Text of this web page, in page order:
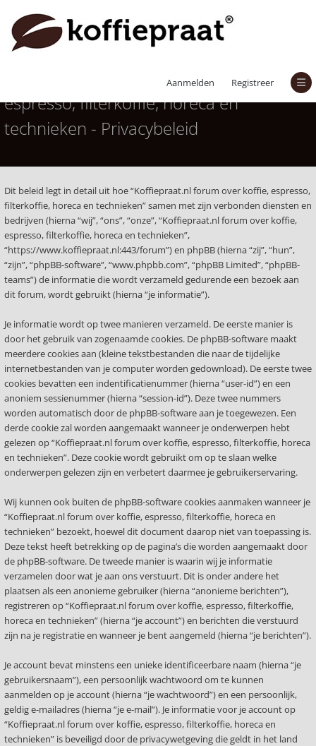
Aanmelden Registreer
Koffiepraat.nl forum over koffie,
espresso, filterkoffie, horeca en
technieken - Privacybeleid
Dit beleid legt in detail uit hoe “Koffiepraat.nl forum over koffie, espresso,
filterkoffie, horeca en technieken” samen met zijn verbonden diensten en
bedrijven (hierna “wij”, “ons”, “onze”, “Koffiepraat.nl forum over koffie,
espresso, filterkoffie, horeca en technieken”,
“https://www.koffiepraat.nl:443/forum”) en phpBB (hierna “zij”, “hun”,
“zijn”, “phpBB-software”, “www.phpbb.com”, “phpBB Limited”, “phpBB-
teams”) de informatie die wordt verzameld gedurende een bezoek aan
dit forum, wordt gebruikt (hierna “je informatie”).
Je informatie wordt op twee manieren verzameld. De eerste manier is
door het gebruik van zogenaamde cookies. De phpBB-software maakt
meerdere cookies aan (kleine tekstbestanden die naar de tijdelijke
internetbestanden van je computer worden gedownload). De eerste twee
cookies bevatten een indentificatienummer (hierna “user-id”) en een
anoniem sessienummer (hierna “session-id”). Deze twee nummers
worden automatisch door de phpBB-software aan je toegewezen. Een
derde cookie zal worden aangemaakt wanneer je onderwerpen hebt
gelezen op “Koffiepraat.nl forum over koffie, espresso, filterkoffie, horeca
en technieken”. Deze cookie wordt gebruikt om op te slaan welke
onderwerpen gelezen zijn en verbetert daarmee je gebruikerservaring.
Wij kunnen ook buiten de phpBB-software cookies aanmaken wanneer je
“Koffiepraat.nl forum over koffie, espresso, filterkoffie, horeca en
technieken” bezoekt, hoewel dit document daarop niet van toepassing is.
Deze tekst heeft betrekking op de pagina’s die worden aangemaakt door
de phpBB-software. De tweede manier is waarin wij je informatie
verzamelen door wat je aan ons verstuurt. Dit is onder andere het
plaatsen als een anonieme gebruiker (hierna “anonieme berichten”),
registreren op “Koffiepraat.nl forum over koffie, espresso, filterkoffie,
horeca en technieken” (hierna “je account”) en berichten die verstuurd
zijn na je registratie en wanneer je bent aangemeld (hierna “je berichten”).
Je account bevat minstens een unieke identificeerbare naam (hierna “je
gebruikersnaam”), een persoonlijk wachtwoord om te kunnen
aanmelden op je account (hierna “je wachtwoord”) en een persoonlijk,
geldig e-mailadres (hierna “je e-mail”). Je informatie voor je account op
“Koffiepraat.nl forum over koffie, espresso, filterkoffie, horeca en
technieken” is beveiligd door de privacywetgeving die geldt in het land